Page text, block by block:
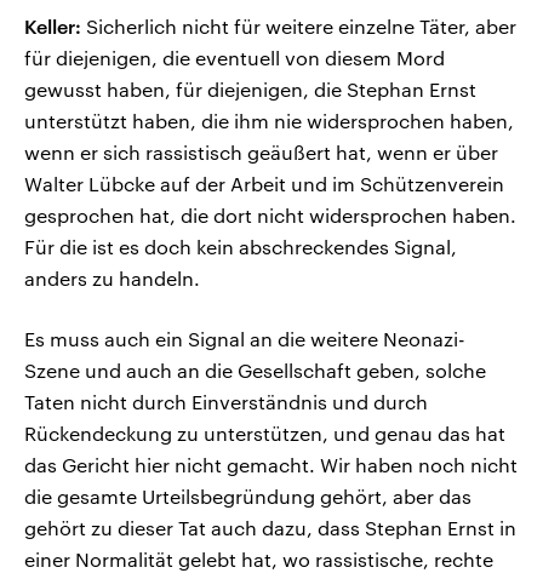
Keller: Sicherlich nicht für weitere einzelne Täter, aber
für diejenigen, die eventuell von diesem Mord
gewusst haben, für diejenigen, die Stephan Ernst
unterstützt haben, die ihm nie widersprochen haben,
wenn er sich rassistisch geäußert hat, wenn er über
Walter Lübcke auf der Arbeit und im Schützenverein
gesprochen hat, die dort nicht widersprochen haben.
Für die ist es doch kein abschreckendes Signal,
anders zu handeln.
Es muss auch ein Signal an die weitere Neonazi-
Szene und auch an die Gesellschaft geben, solche
Taten nicht durch Einverständnis und durch
Rückendeckung zu unterstützen, und genau das hat
das Gericht hier nicht gemacht. Wir haben noch nicht
die gesamte Urteilsbegründung gehört, aber das
gehört zu dieser Tat auch dazu, dass Stephan Ernst in
einer Normalität gelebt hat, wo rassistische, rechte